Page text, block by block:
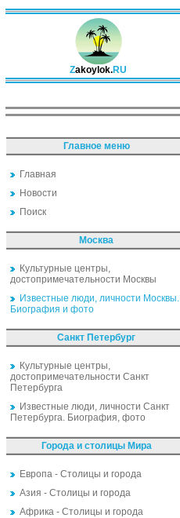
Zakoylok.RU
Главное меню
Главная
Новости
Поиск
Москва
Культурные центры,
достопримечательности Москвы
Известные люди, личности Москвы.
Биография и фото
Санкт Петербург
Культурные центры,
достопримечательности Санкт
Петербурга
Известные люди, личности Санкт
Петербурга. Биография, фото
Города и столицы Мира
Европа - Столицы и города
Азия - Столицы и города
Африка - Столицы и города